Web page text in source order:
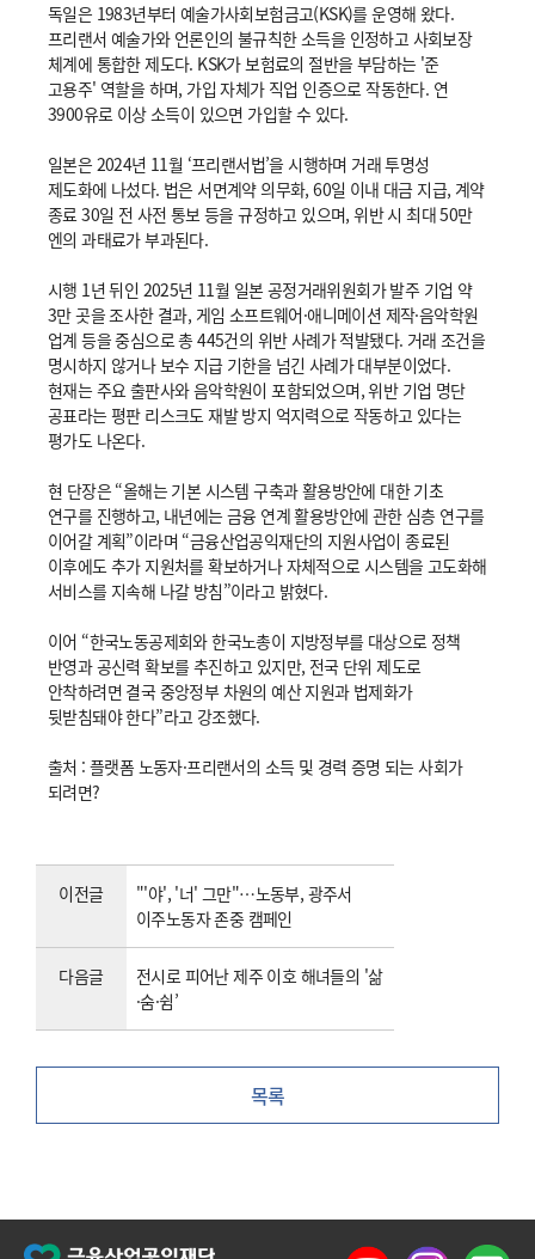
독일은 1983년부터 예술가사회보험금고(KSK)를 운영해 왔다.
프리랜서 예술가와 언론인의 불규칙한 소득을 인정하고 사회보장
체계에 통합한 제도다. KSK가 보험료의 절반을 부담하는 '준
고용주' 역할을 하며, 가입 자체가 직업 인증으로 작동한다. 연
3900유로 이상 소득이 있으면 가입할 수 있다.
일본은 2024년 11월 ‘프리랜서법’을 시행하며 거래 투명성
제도화에 나섰다. 법은 서면계약 의무화, 60일 이내 대금 지급, 계약
종료 30일 전 사전 통보 등을 규정하고 있으며, 위반 시 최대 50만
엔의 과태료가 부과된다.
시행 1년 뒤인 2025년 11월 일본 공정거래위원회가 발주 기업 약
3만 곳을 조사한 결과, 게임 소프트웨어·애니메이션 제작·음악학원
업계 등을 중심으로 총 445건의 위반 사례가 적발됐다. 거래 조건을
명시하지 않거나 보수 지급 기한을 넘긴 사례가 대부분이었다.
현재는 주요 출판사와 음악학원이 포함되었으며, 위반 기업 명단
공표라는 평판 리스크도 재발 방지 억지력으로 작동하고 있다는
평가도 나온다.
현 단장은 “올해는 기본 시스템 구축과 활용방안에 대한 기초
연구를 진행하고, 내년에는 금융 연계 활용방안에 관한 심층 연구를
이어갈 계획”이라며 “금융산업공익재단의 지원사업이 종료된
이후에도 추가 지원처를 확보하거나 자체적으로 시스템을 고도화해
서비스를 지속해 나갈 방침”이라고 밝혔다.
이어 “한국노동공제회와 한국노총이 지방정부를 대상으로 정책
반영과 공신력 확보를 추진하고 있지만, 전국 단위 제도로
안착하려면 결국 중앙정부 차원의 예산 지원과 법제화가
뒷받침돼야 한다”라고 강조했다.
출처 : 플랫폼 노동자·프리랜서의 소득 및 경력 증명 되는 사회가
되려면?
이전글
"'야', '너' 그만"…노동부, 광주서
이주노동자 존중 캠페인
다음글
전시로 피어난 제주 이호 해녀들의 '삶
·숨·쉼’
목록